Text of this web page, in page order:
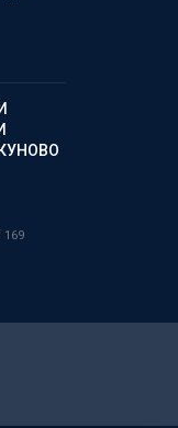
169